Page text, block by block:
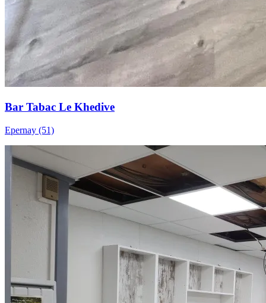
Bar Tabac Le Khedive
Epernay (51)